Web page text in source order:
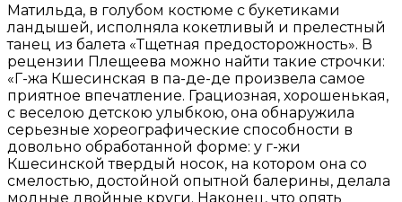
Матильда, в голубом костюме с букетиками
ландышей, исполняла кокетливый и прелестный
танец из балета «Тщетная предосторожность». В
рецензии Плещеева можно найти такие строчки:
«Г-жа Кшесинская в па-де-де произвела самое
приятное впечатление. Грациозная, хорошенькая,
с веселою детскою улыбкою, она обнаружила
серьезные хореографические способности в
довольно обработанной форме: у г-жи
Кшесинской твердый носок, на котором она со
смелостью, достойной опытной балерины, делала
модные двойные круги. Наконец, что опять